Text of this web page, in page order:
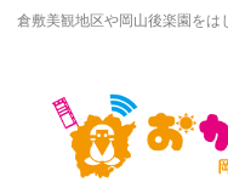
倉敷美観地区や岡山後楽園をは